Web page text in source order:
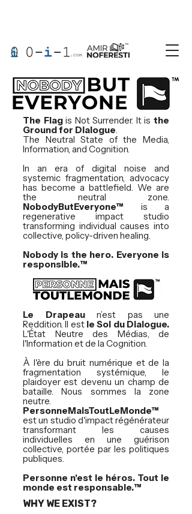
The Flagis Not Surrender. It isthe
Ground for Dialogue.
The Neutral State of the Media,
Information, and Cognition.
In an era of digital noise and
systemic fragmentation, advocacy
has become a battlefield. We are
the neutral zone.
NobodyButEveryone™ is a
regenerative impact studio
transforming individual causes into
collective, policy-driven healing.
Nobody is the hero. Everyone is
responsible.™
Le Drapeaun’est pas une
Reddition. Il est le Sol du Dialogue.
L'État Neutre des Médias, de
l'Information et de la Cognition.
À l'ère du bruit numérique et de la
fragmentation systémique, le
plaidoyer est devenu un champ de
bataille. Nous sommes la zone
neutre.
PersonneMaisToutLeMonde™
est un studio d'impact régénérateur
transformant les causes
individuelles en une guérison
collective, portée par les politiques
publiques.
Personne n'est le héros. Tout le
monde est responsable.™
WHY WE EXIST?